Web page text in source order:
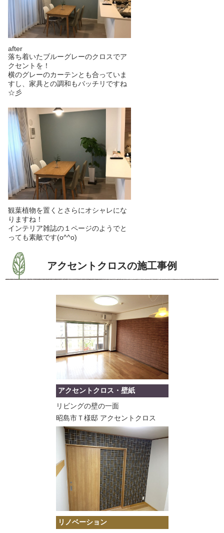
after
落ち着いたブルーグレーのクロスでア
クセントを！
横のグレーのカーテンとも合っていま
すし、家具との調和もバッチリですね
☆彡
観葉植物を置くとさらにオシャレにな
りますね！
インテリア雑誌の１ページのようでと
っても素敵です(o^^o)
アクセントクロスの施工事例
アクセントクロス・壁紙
リビングの壁の一面
昭島市Ｔ様邸 アクセントクロス
リノベーション